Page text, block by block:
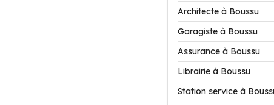
Architecte à Boussu
Garagiste à Boussu
Assurance à Boussu
Librairie à Boussu
Station service à